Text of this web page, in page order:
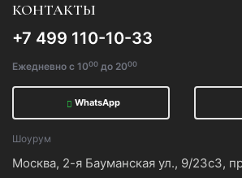
КОНТАКТЫ
+7 499 110-10-33
Ежедневно с 1000 до 2000
WhatsApp
Шоурум
Москва, 2-я Бауманская ул., 9/23с3,